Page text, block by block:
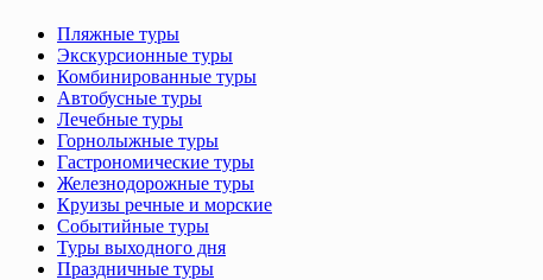
Пляжные туры
Экскурсионные туры
Комбинированные туры
Автобусные туры
Лечебные туры
Горнолыжные туры
Гастрономические туры
Железнодорожные туры
Круизы речные и морские
Событийные туры
Туры выходного дня
Праздничные туры